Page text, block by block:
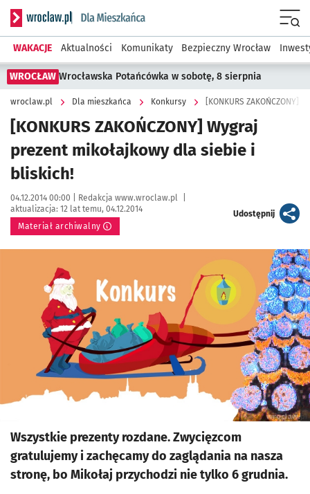
Serwis informacyjny wroclaw.pl podserwis: Dla mieszkańca
WAKACJE Aktualności Komunikaty Bezpieczny Wrocław
WROCŁAW Wrocławska Potańcówka w sobotę, 8 sierpnia
wroclaw.pl Dla mieszkańca Konkursy [KONKURS
[KONKURS ZAKOŃCZONY] Wygraj
prezent mikołajkowy dla siebie i
bliskich!
Data publikacji:
04.12.2014 00:00 | Autor:
Redakcja www.wroclaw.pl
aktualizacja: 12 lat temu, 04.12.2014
Materiał archiwalny
Udostępnijartykuł
Wszystkie prezenty rozdane. Zwycięzcom
gratulujemy i zachęcamy do zaglądania na nasza
stronę, bo Mikołaj przychodzi nie tylko 6 grudnia.